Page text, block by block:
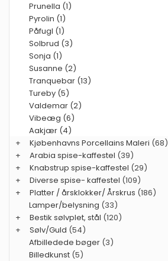
Prunella (1)
Pyrolin (1)
Påfugl (1)
Solbrud (3)
Sonja (1)
Susanne (2)
Tranquebar (13)
Tureby (5)
Valdemar (2)
Vibeæg (6)
Aakjær (4)
+
Kjøbenhavns Porcellains Maleri (68)
+
Arabia spise-kaffestel (39)
+
Knabstrup spise-kaffestel (29)
+
Diverse spise- kaffestel (109)
+
Platter / årsklokker/ Årskrus (186)
Lamper/belysning (33)
+
Bestik sølvplet, stål (120)
+
Sølv/Guld (54)
Afbilledede bøger (3)
Billedkunst (5)